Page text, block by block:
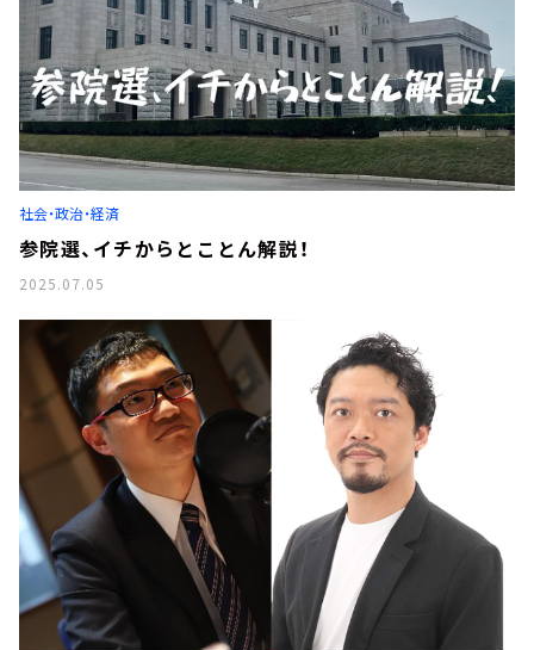
今日の番組表
週間番組表
トピックス
TBS Podcast
お知らせ
イベント・グッズ
YouTube
会社情報
社会・政治・経済
参院選、イチからとことん解説！
2025.07.05